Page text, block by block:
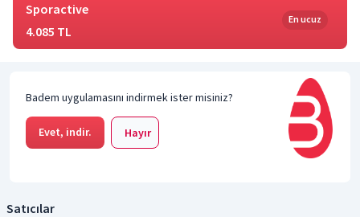
Sporactive
4.085 TL
En ucuz
Badem uygulamasını indirmek ister misiniz?
Evet, indir. Hayır
Satıcılar